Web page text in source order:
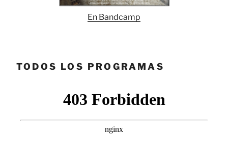
En Bandcamp
TODOS LOS PROGRAMAS